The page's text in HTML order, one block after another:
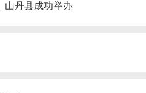
山丹县成功举办